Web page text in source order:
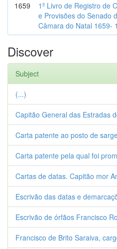
1659
1º Livro de Registro de
e Provisões do Senado
Câmara do Natal 1659-
Discover
Subject
(...)
Capitão General das Estradas
Carta patente ao posto de
Carta patente pela qual foi
Cartas de datas. Capitão mor
Escrivão das datas e
Escrivão de órfãos Francisco
Francisco de Brito Saraiva,